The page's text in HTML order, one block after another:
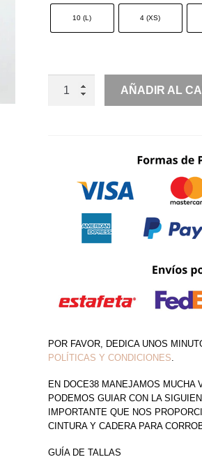
10 (L) 4 (XS)
MIDI
DESMONTABLES
CANTIDAD
AÑADIR AL
POR FAVOR, DEDICA UNOS
POLÍTICAS Y CONDICIONES
EN DOCE38 MANEJAMOS MUCHA
PODEMOS GUIAR CON LA
IMPORTANTE QUE NOS
CINTURA Y CADERA PARA
GUÍA DE TALLAS